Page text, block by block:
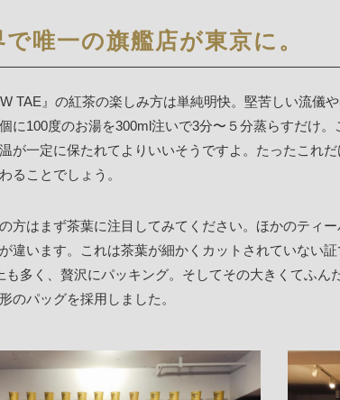
で唯一の旗艦店が東京に。
TAE』の紅茶の楽しみ方は単純明快。堅苦しい流儀
に100度のお湯を300ml注いで3分〜５分蒸らすだけ
が一定に保たれてよりいいそうですよ。たったこれ
ることでしょう。
方はまず茶葉に注目してみてください。ほかのティ
違います。これは茶葉が細かくカットされていない
も多く、贅沢にパッキング。そしてその大きくてふん
のパッグを採用しました。